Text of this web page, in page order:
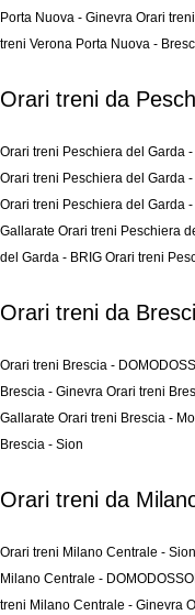
Porta Nuova - Ginevra Orari
treni Verona Porta Nuova -
Orari treni da
Orari treni Peschiera del Garda -
Orari treni Peschiera del Garda
Orari treni Peschiera del Garda
Gallarate Orari treni Peschiera
del Garda - BRIG Orari treni
Orari treni da
Orari treni Brescia -
Brescia - Ginevra Orari treni
Gallarate Orari treni Brescia -
Brescia - Sion
Orari treni da
Orari treni Milano Centrale - Sion
Milano Centrale -
treni Milano Centrale - Ginevra